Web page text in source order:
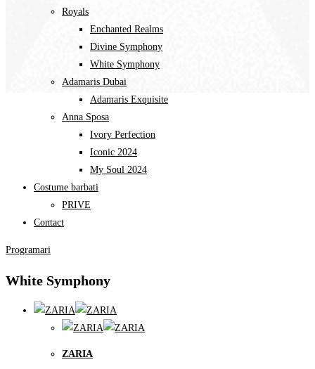
Royals
Enchanted Realms
Divine Symphony​
White Symphony
Adamaris Dubai
Adamaris Exquisite
Anna Sposa
Ivory Perfection
Iconic 2024
My Soul 2024
Costume barbati
PRIVE
Contact
Programari
White Symphony
ZARIA